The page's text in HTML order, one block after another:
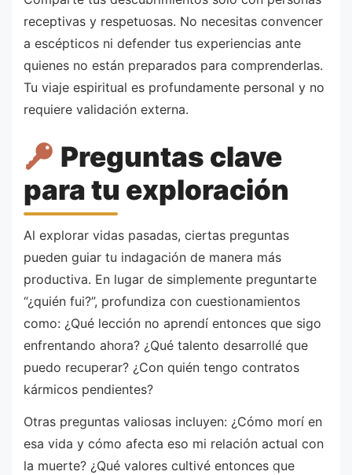
receptivas y respetuosas. No necesitas convencer
a escépticos ni defender tus experiencias ante
quienes no están preparados para comprenderlas.
Tu viaje espiritual es profundamente personal y no
requiere validación externa.
Preguntas clave
para tu exploración
Al explorar vidas pasadas, ciertas preguntas
pueden guiar tu indagación de manera más
productiva. En lugar de simplemente preguntarte
“¿quién fui?”, profundiza con cuestionamientos
como: ¿Qué lección no aprendí entonces que sigo
enfrentando ahora? ¿Qué talento desarrollé que
puedo recuperar? ¿Con quién tengo contratos
kármicos pendientes?
Otras preguntas valiosas incluyen: ¿Cómo morí en
esa vida y cómo afecta eso mi relación actual con
la muerte? ¿Qué valores cultivé entonces que